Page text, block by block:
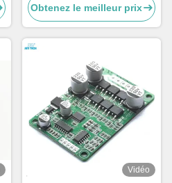
Protection O.V / L.V
Obtenez le meilleur prix
Vidéo